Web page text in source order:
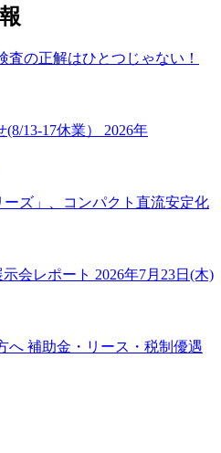
査の正解はひとつじゃない！
13-17休業） 2026年
ズ」、コンパクト直流安定化
示会レポート 2026年7月23日(木)
へ 補助金・リース・税制優遇